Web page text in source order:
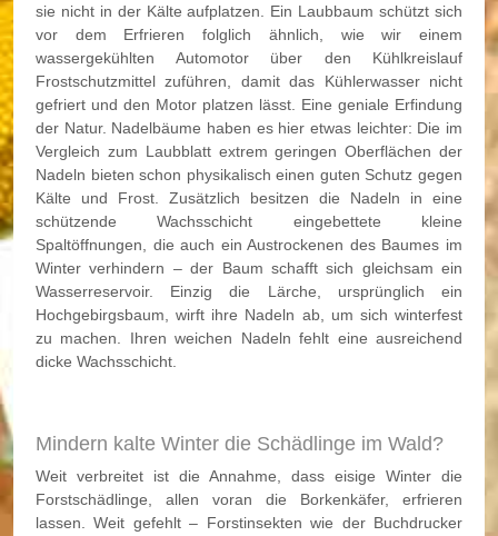
sie nicht in der Kälte aufplatzen. Ein Laubbaum schützt sich
vor dem Erfrieren folglich ähnlich, wie wir einem
wassergekühlten Automotor über den Kühlkreislauf
Frostschutzmittel zuführen, damit das Kühlerwasser nicht
gefriert und den Motor platzen lässt. Eine geniale Erfindung
der Natur. Nadelbäume haben es hier etwas leichter: Die im
Vergleich zum Laubblatt extrem geringen Oberflächen der
Nadeln bieten schon physikalisch einen guten Schutz gegen
Kälte und Frost. Zusätzlich besitzen die Nadeln in eine
schützende Wachsschicht eingebettete kleine
Spaltöffnungen, die auch ein Austrockenen des Baumes im
Winter verhindern – der Baum schafft sich gleichsam ein
Wasserreservoir. Einzig die Lärche, ursprünglich ein
Hochgebirgsbaum, wirft ihre Nadeln ab, um sich winterfest
zu machen. Ihren weichen Nadeln fehlt eine ausreichend
dicke Wachsschicht.
Mindern kalte Winter die Schädlinge im Wald?
Weit verbreitet ist die Annahme, dass eisige Winter die
Forstschädlinge, allen voran die Borkenkäfer, erfrieren
lassen. Weit gefehlt – Forstinsekten wie der Buchdrucker